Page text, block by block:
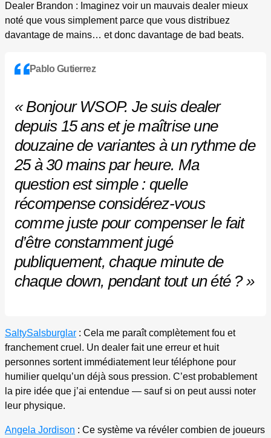
Dealer Brandon : Imaginez voir un mauvais dealer mieux
noté que vous simplement parce que vous distribuez
davantage de mains… et donc davantage de bad beats.
Pablo Gutierrez
« Bonjour WSOP. Je suis dealer
depuis 15 ans et je maîtrise une
douzaine de variantes à un rythme de
25 à 30 mains par heure. Ma
question est simple : quelle
récompense considérez-vous
comme juste pour compenser le fait
d’être constamment jugé
publiquement, chaque minute de
chaque down, pendant tout un été ? »
SaltySalsburglar : Cela me paraît complètement fou et
franchement cruel. Un dealer fait une erreur et huit
personnes sortent immédiatement leur téléphone pour
humilier quelqu’un déjà sous pression. C’est probablement
la pire idée que j’ai entendue — sauf si on peut aussi noter
leur physique.
Angela Jordison : Ce système va révéler combien de joueurs